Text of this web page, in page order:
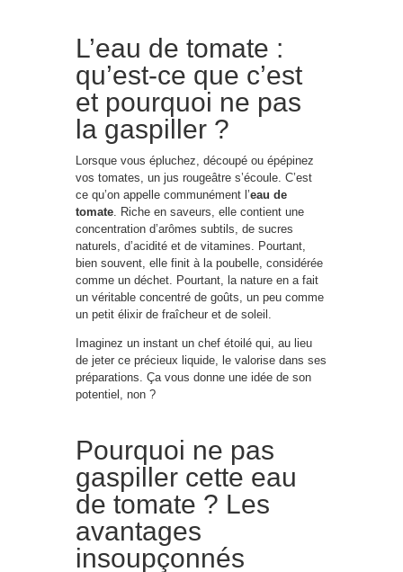
L’eau de tomate :
qu’est-ce que c’est
et pourquoi ne pas
la gaspiller ?
Lorsque vous épluchez, découpé ou épépinez
vos tomates, un jus rougeâtre s’écoule. C’est
ce qu’on appelle communément l’eau de
tomate. Riche en saveurs, elle contient une
concentration d’arômes subtils, de sucres
naturels, d’acidité et de vitamines. Pourtant,
bien souvent, elle finit à la poubelle, considérée
comme un déchet. Pourtant, la nature en a fait
un véritable concentré de goûts, un peu comme
un petit élixir de fraîcheur et de soleil.
Imaginez un instant un chef étoilé qui, au lieu
de jeter ce précieux liquide, le valorise dans ses
préparations. Ça vous donne une idée de son
potentiel, non ?
Pourquoi ne pas
gaspiller cette eau
de tomate ? Les
avantages
insoupçonnés